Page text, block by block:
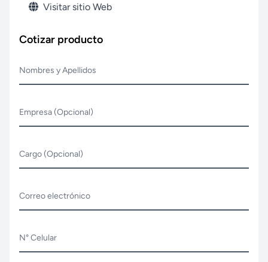
Visitar sitio Web
Cotizar producto
Nombres y Apellidos
Empresa (Opcional)
Cargo (Opcional)
Correo electrónico
N° Celular